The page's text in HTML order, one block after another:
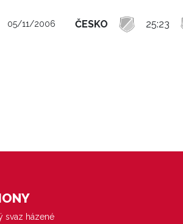
05/11/2006 ČESKO 25:23
svaz házené